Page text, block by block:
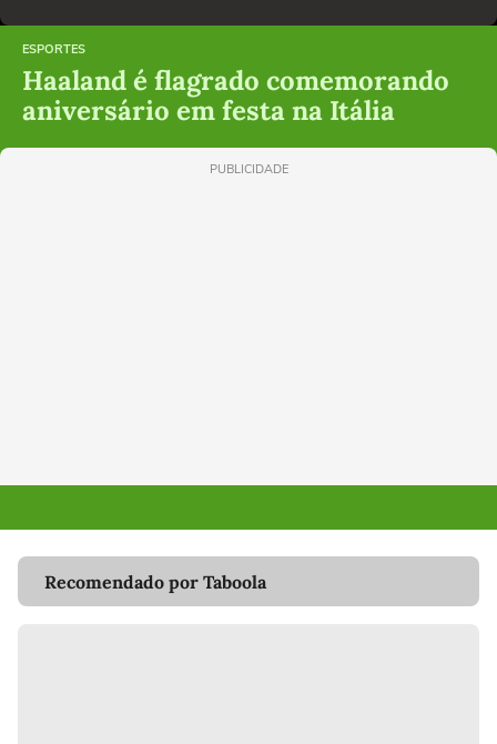
ESPORTES
Haaland é flagrado comemorando
aniversário em festa na Itália
PUBLICIDADE
Recomendado por Taboola